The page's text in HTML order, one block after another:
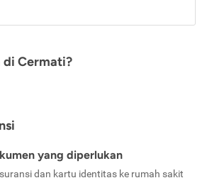
di Cermati?
yang diperlukan
dan kartu identitas ke rumah sakit